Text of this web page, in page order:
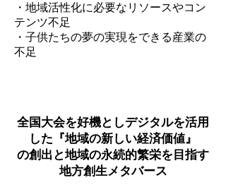
・地域活性化に必要なリソースやコン
テンツ不足
・子供たちの夢の実現をできる産業の
不足
全国大会を好機としデジタルを活用
した 『地域の新しい経済価値』
の創出と地域の永続的繁栄を目指す
地方創生メタバース